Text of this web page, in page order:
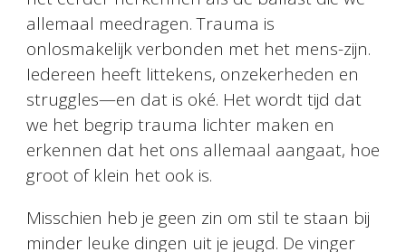
allemaal meedragen. Trauma is
onlosmakelijk verbonden met het mens-zijn.
Iedereen heeft littekens, onzekerheden en
struggles—en dat is oké. Het wordt tijd dat
we het begrip trauma lichter maken en
erkennen dat het ons allemaal aangaat, hoe
groot of klein het ook is.
Misschien heb je geen zin om stil te staan bij
minder leuke dingen uit je jeugd. De vinger